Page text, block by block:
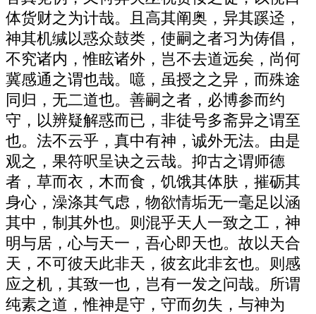
体货财之为计哉。且高其阐奥，异其蹊迳，
神其机缄以惑众鼓类，使嗣之者习为俦倡，
不究诸内，惟眩诸外，岂不去道远矣，尚何
冀感通之谓也哉。噫，虽授之之异，而殊途
同归，无二道也。善嗣之者，必博参而约
守，以辨疑解惑而已，非徒号多斋异之谓至
也。法不云乎，真中有神，诚外无法。由是
观之，果符呎呈诀之云哉。抑古之谓师德
者，草而衣，木而食，饥饿其体肤，摧砺其
身心，澡涤其气虑，物欲情垢无一毫足以涵
其中，制其外也。则混乎天人一致之工，神
明与居，心与天一，吾心即天也。故以天合
天，不可彼天此非天，彼玄此非玄也。则感
应之机，其致一也，岂有一发之问哉。所谓
纯素之道，惟神是守，守而勿失，与神为